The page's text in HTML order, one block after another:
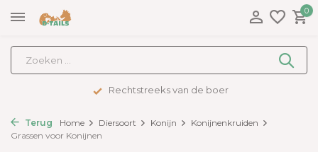
0
Terug Home Diersoort Konijn
Konijnenkruiden
Grassen voor Konijnen